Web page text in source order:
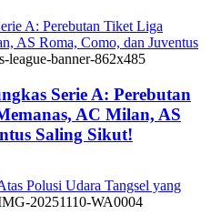
A: Perebutan Tiket Liga
AS Roma, Como, dan Juventus
Serie A: Perebutan
AC Milan, AS
Saling Sikut!
Polusi Udara Tangsel yang